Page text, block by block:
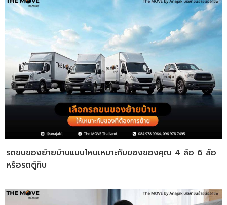
รถขนของย้ายบ้านแบบไหนเหมาะกับของของคุณ 4 ล้อ 6 ล้อ
หรือรถตู้ทึบ